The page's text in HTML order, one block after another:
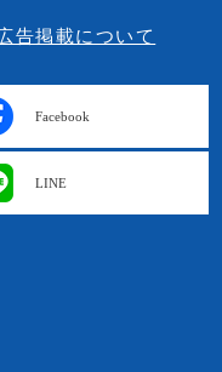
告掲載について
Facebook
LINE